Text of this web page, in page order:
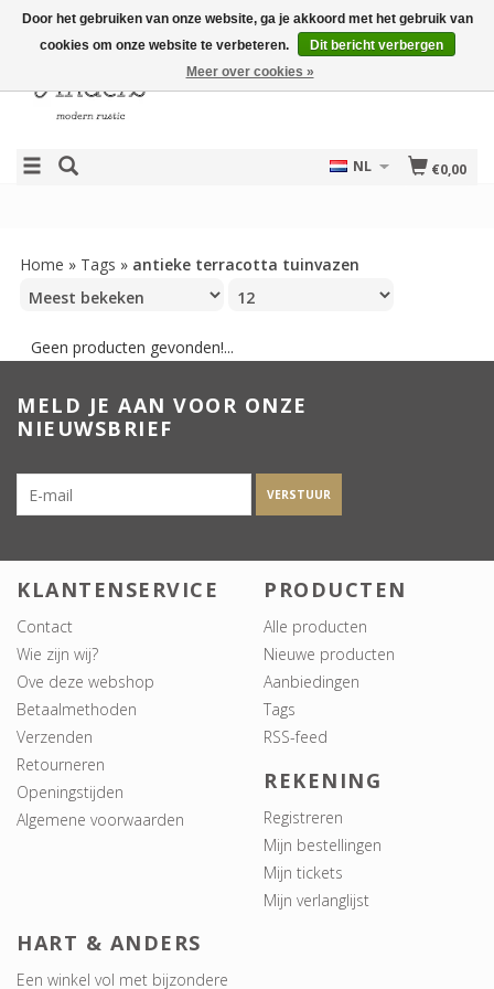
€0,00
NL
Home » Tags » antieke terracotta tuinvazen
Geen producten gevonden!...
MELD JE AAN VOOR ONZE
NIEUWSBRIEF
VERSTUUR
KLANTENSERVICE
Contact
Wie zijn wij?
Ove deze webshop
Betaalmethoden
Verzenden
Retourneren
Openingstijden
Algemene voorwaarden
PRODUCTEN
Alle producten
Nieuwe producten
Aanbiedingen
Tags
RSS-feed
REKENING
Registreren
Mijn bestellingen
Mijn tickets
Mijn verlanglijst
HART & ANDERS
Een winkel vol met bijzondere
Door het gebruiken van onze website, ga je akkoord met het gebruik van
cookies om onze website te verbeteren.
Dit bericht verbergen
Meer over cookies »